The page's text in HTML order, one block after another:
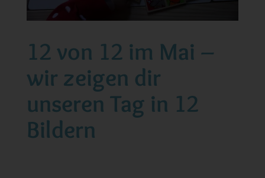
12 von 12 im Mai –
wir zeigen dir
unseren Tag in 12
Bildern